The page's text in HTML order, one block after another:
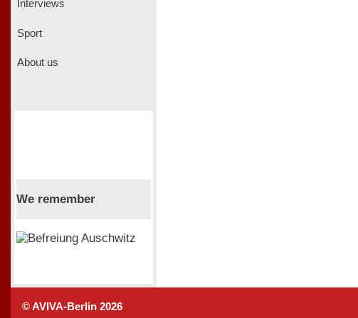
Interviews
Sport
About us
We remember
© AVIVA-Berlin 2026